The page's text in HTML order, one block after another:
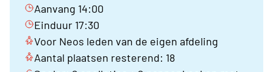
Aanvang 14:00
Einduur 17:30
Voor Neos leden van de eigen afdeling
Aantal plaatsen resterend: 18